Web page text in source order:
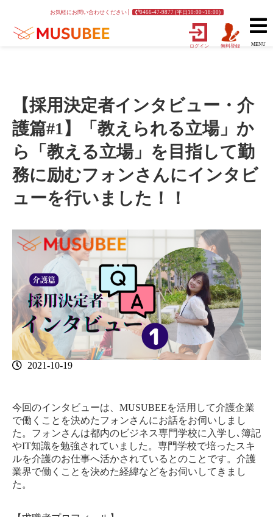
お気軽にお問い合わせください 0466-47-9877 (平日10:00~18:00)
ログイン 無料登録 MENU
【採用決定者インタビュー・介
護篇#1】「教えられる立場」か
ら「教える立場」を目指して勤
務に励むフォンさんにインタビ
ューを行いました！！
2021-10-19
今回のインタビューは、MUSUBEEを活用して介護企業
で働くことを決めたフォンさんにお話をお伺いしまし
た。フォンさんは都内のビジネス専門学校に入学し､簿記
やIT知識を勉強されていました。専門学校で培ったスキ
ルを介護のお仕事へ活かされているとのことです。介護
業界で働くことを決めた経緯などをお伺いしてきまし
た。